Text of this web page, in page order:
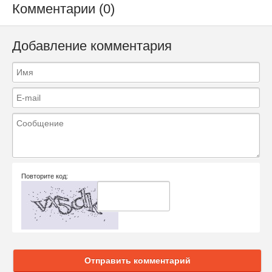
Комментарии (0)
Добавление комментария
Повторите код:
Отправить комментарий